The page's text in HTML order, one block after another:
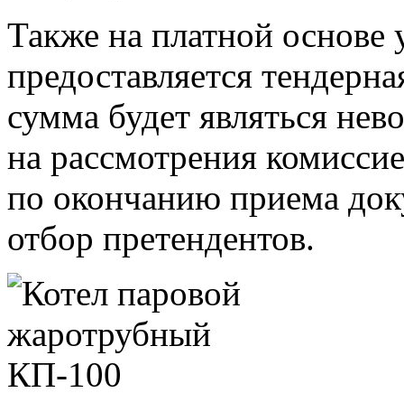
Также на платной основе
предоставляется
сумма будет являться
на рассмотрения
по окончанию приема
отбор претендентов.